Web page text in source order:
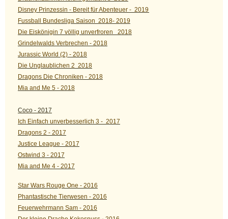
Disney Prinzessin - Bereit für Abenteuer - 2019
Fussball Bundesliga Saison 2018- 2019
Die Eiskönigin 7 völlig unverfroren 2018
Grindelwalds Verbrechen - 2018
Jurassic World (2) - 2018
Die Unglaublichen 2 2018
Dragons Die Chroniken - 2018
Mia and Me 5 - 2018
Coco - 2017
Ich Einfach unverbesserlich 3 - 2017
Dragons 2 - 2017
Justice League - 2017
Ostwind 3 - 2017
Mia and Me 4 - 2017
Star Wars Rouge One - 2016
Phantastische Tierwesen - 2016
Feuerwehrmann Sam - 2016